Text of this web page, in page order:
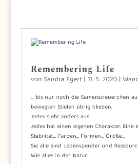
Remembering Life
von Sandra Egert| 11. 5. 2020|
… bis nur noch die Samenstreuerchen
bewegten Stielen übrig blieben.
Jedes sieht anders aus.
Jedes hat einen eigenen Charakter. Eine
Stabilität… Farben… Formen… Größe…
Sie alle sind Lebenspender und
Wie alles in der Natur.